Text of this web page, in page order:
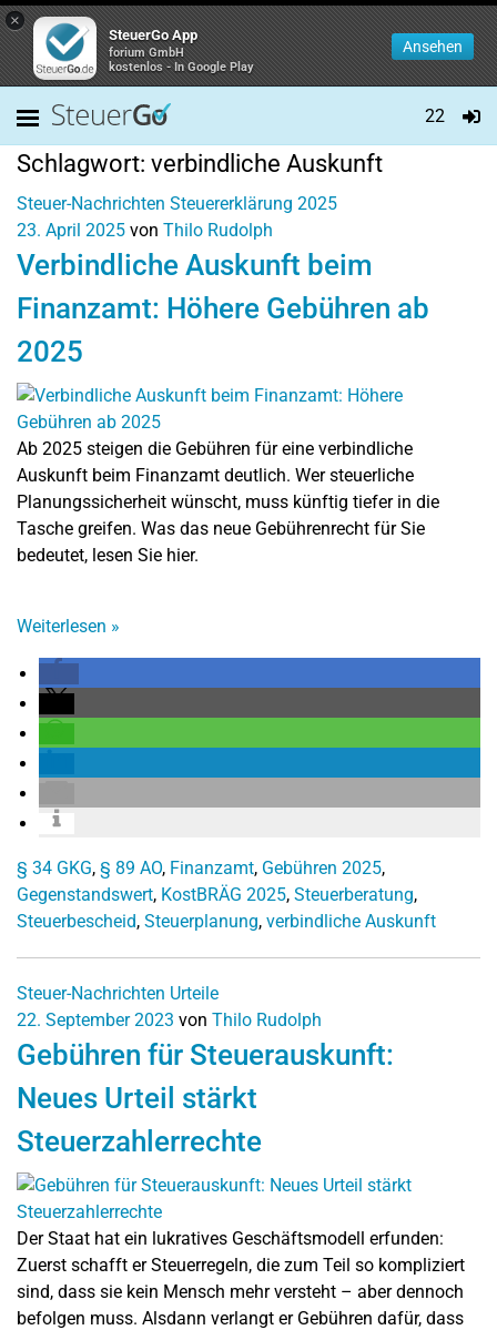
×
SteuerGo App
forium GmbH
kostenlos - In Google Play
Ansehen
22
Schlagwort: verbindliche Auskunft
Steuer-Nachrichten Steuererklärung 2025
23. April 2025 von Thilo Rudolph
Verbindliche Auskunft beim
Finanzamt: Höhere Gebühren ab
2025
Ab 2025 steigen die Gebühren für eine verbindliche
Auskunft beim Finanzamt deutlich. Wer steuerliche
Planungssicherheit wünscht, muss künftig tiefer in die
Tasche greifen. Was das neue Gebührenrecht für Sie
bedeutet, lesen Sie hier.
Weiterlesen »
§ 34 GKG, § 89 AO, Finanzamt, Gebühren 2025,
Gegenstandswert, KostBRÄG 2025, Steuerberatung,
Steuerbescheid, Steuerplanung, verbindliche Auskunft
Steuer-Nachrichten Urteile
22. September 2023 von Thilo Rudolph
Gebühren für Steuerauskunft:
Neues Urteil stärkt
Steuerzahlerrechte
Der Staat hat ein lukratives Geschäftsmodell erfunden:
Zuerst schafft er Steuerregeln, die zum Teil so kompliziert
sind, dass sie kein Mensch mehr versteht – aber dennoch
befolgen muss. Alsdann verlangt er Gebühren dafür, dass